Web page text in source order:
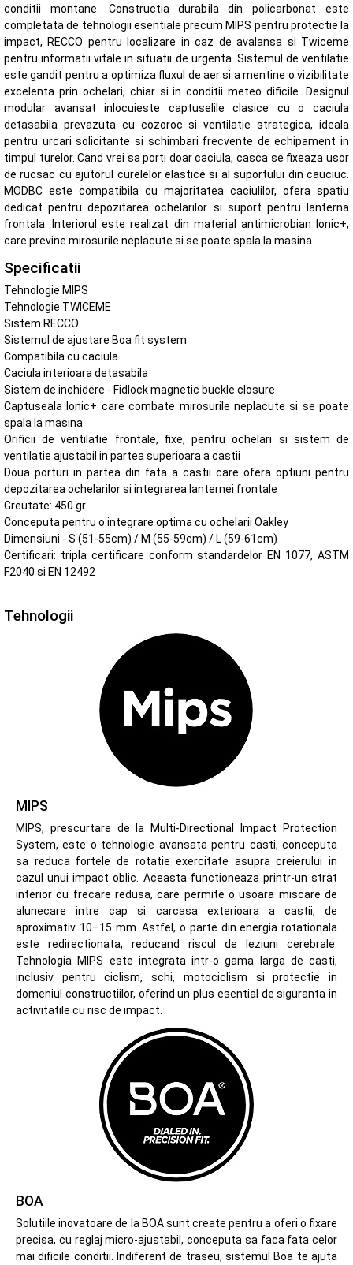
conditii montane. Constructia durabila din policarbonat este
completata de tehnologii esentiale precum MIPS pentru protectie la
impact, RECCO pentru localizare in caz de avalansa si Twiceme
pentru informatii vitale in situatii de urgenta. Sistemul de ventilatie
este gandit pentru a optimiza fluxul de aer si a mentine o vizibilitate
excelenta prin ochelari, chiar si in conditii meteo dificile. Designul
modular avansat inlocuieste captuselile clasice cu o caciula
detasabila prevazuta cu cozoroc si ventilatie strategica, ideala
pentru urcari solicitante si schimbari frecvente de echipament in
timpul turelor. Cand vrei sa porti doar caciula, casca se fixeaza usor
de rucsac cu ajutorul curelelor elastice si al suportului din cauciuc.
MODBC este compatibila cu majoritatea caciulilor, ofera spatiu
dedicat pentru depozitarea ochelarilor si suport pentru lanterna
frontala. Interiorul este realizat din material antimicrobian Ionic+,
care previne mirosurile neplacute si se poate spala la masina.
Specificatii
Tehnologie MIPS
Tehnologie TWICEME
Sistem RECCO
Sistemul de ajustare Boa fit system
Compatibila cu caciula
Caciula interioara detasabila
Sistem de inchidere - Fidlock magnetic buckle closure
Captuseala Ionic+ care combate mirosurile neplacute si se poate
spala la masina
Orificii de ventilatie frontale, fixe, pentru ochelari si sistem de
ventilatie ajustabil in partea superioara a castii
Doua porturi in partea din fata a castii care ofera optiuni pentru
depozitarea ochelarilor si integrarea lanternei frontale
Greutate: 450 gr
Conceputa pentru o integrare optima cu ochelarii Oakley
Dimensiuni - S (51-55cm) / M (55-59cm) / L (59-61cm)
Certificari: tripla certificare conform standardelor EN 1077, ASTM
F2040 si EN 12492
Tehnologii
MIPS
MIPS, prescurtare de la Multi-Directional Impact Protection
System, este o tehnologie avansata pentru casti, conceputa
sa reduca fortele de rotatie exercitate asupra creierului in
cazul unui impact oblic. Aceasta functioneaza printr-un strat
interior cu frecare redusa, care permite o usoara miscare de
alunecare intre cap si carcasa exterioara a castii, de
aproximativ 10–15 mm. Astfel, o parte din energia rotationala
este redirectionata, reducand riscul de leziuni cerebrale.
Tehnologia MIPS este integrata intr-o gama larga de casti,
inclusiv pentru ciclism, schi, motociclism si protectie in
domeniul constructiilor, oferind un plus esential de siguranta in
activitatile cu risc de impact.
BOA
Solutiile inovatoare de la BOA sunt create pentru a oferi o fixare
precisa, cu reglaj micro-ajustabil, conceputa sa faca fata celor
mai dificile conditii. Indiferent de traseu, sistemul Boa te ajuta